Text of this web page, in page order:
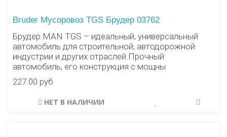
Bruder Мусоровоз TGS Брудер 03762
Брудер MAN TGS – идеальный, универсальный
автомобиль для строительной, автодорожной
индустрии и других отраслей.Прочный
автомобиль, его конструкция с мощны
227.00 руб
НЕТ В НАЛИЧИИ